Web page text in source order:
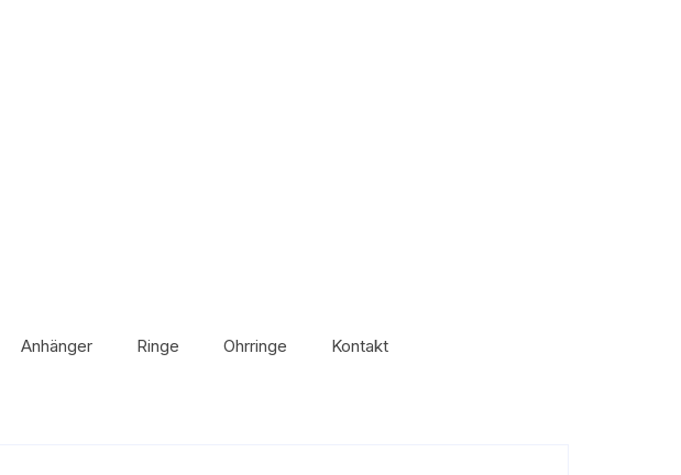
Anhänger Ringe Ohrringe Kontakt